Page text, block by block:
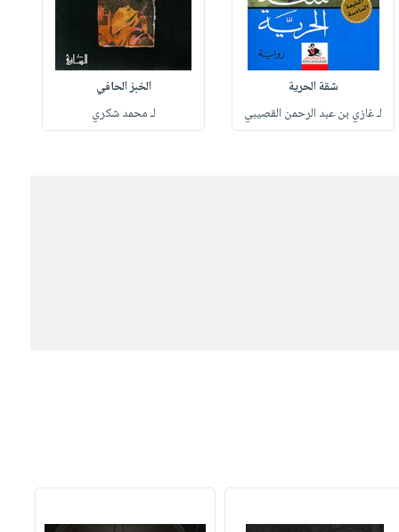
شقة الحرية
لـ غازي بن عبد الرحمن القصيبي
الخبز الحافي
لـ محمد شكري